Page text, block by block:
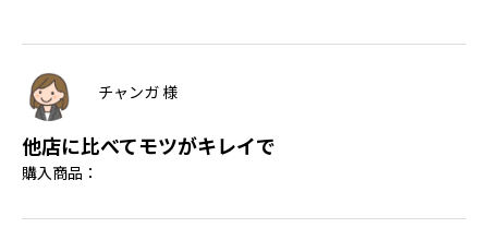
チャンガ 様
他店に比べてモツがキレイで
購入商品：